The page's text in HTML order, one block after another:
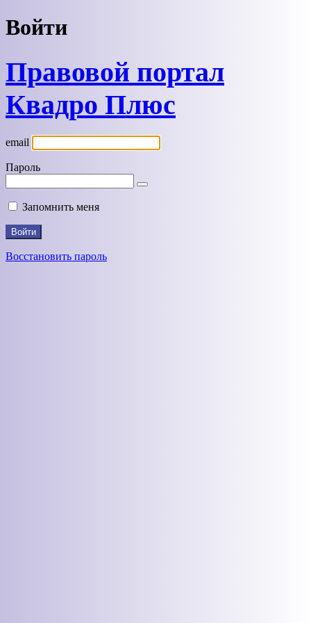
Войти
Правовой портал
Квадро Плюс
email
Пароль
Запомнить меня
Восстановить пароль